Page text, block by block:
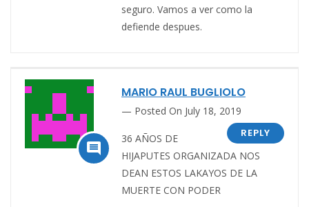
seguro. Vamos a ver como la
defiende despues.

MARIO RAUL BUGLIOLO
Posted On July 18, 2019
REPLY
36 AÑOS DE
HIJAPUTES ORGANIZADA NOS
DEAN ESTOS LAKAYOS DE LA
MUERTE CON PODER